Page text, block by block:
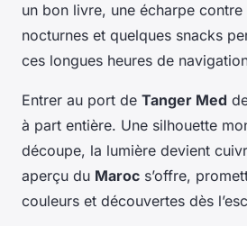
un bon livre, une écharpe contre
nocturnes et quelques snacks
ces longues heures de
Entrer au port de Tanger Med
à part entière. Une silhouette
découpe, la lumière devient
aperçu du Maroc s’offre,
couleurs et découvertes dès